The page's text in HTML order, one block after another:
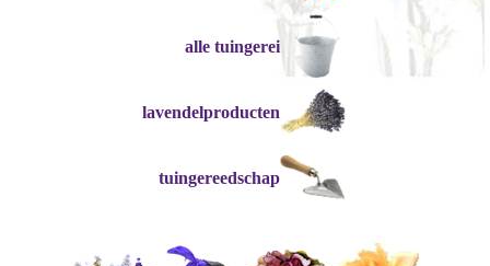
alle tuingerei
lavendelproducten
tuingereedschap